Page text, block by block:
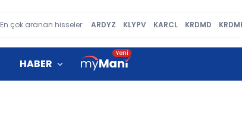
En çok aranan hisseler: ARDYZ KLYPV KARCL KRDMD
HABER